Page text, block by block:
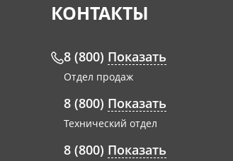
КОНТАКТЫ
8 (800) Показать
Отдел продаж
8 (800) Показать
Технический отдел
8 (800) Показать